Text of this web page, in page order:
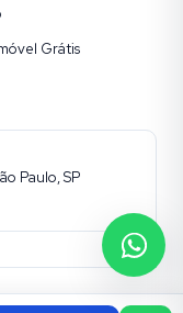
Grátis
Paulo, SP
os direitos reservados.